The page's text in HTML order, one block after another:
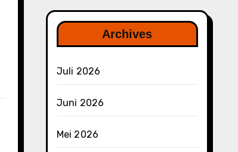
Archives
Juli 2026
Juni 2026
Mei 2026